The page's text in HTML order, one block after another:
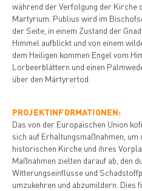
während der Verfolgung der Kirche
Martyrium. Publius wird im
der Seite, in einem Zustand der
Himmel aufblickt und von einem
dem Heiligen kommen Engel vom
Lorbeerblättern und einen
über den Märtyrertod.
PROJEKTINFORMATIONEN:
Das von der Europäischen Union
sich auf Erhaltungsmaßnahmen,
historischen Kirche und ihres
Maßnahmen zielten darauf ab, den
Witterungseinflüsse und
umzukehren und abzumildern. Dies